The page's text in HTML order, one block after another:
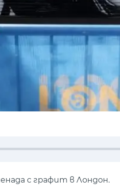
с графит в Лондон.